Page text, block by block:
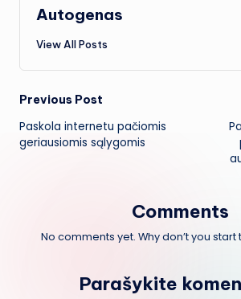
Autogenas
View All Posts
Post
navigation
Previous Post
Paskola internetu pačiomis
geriausiomis sąlygomis
Comments
No comments yet. Why don’t you start
Parašykite